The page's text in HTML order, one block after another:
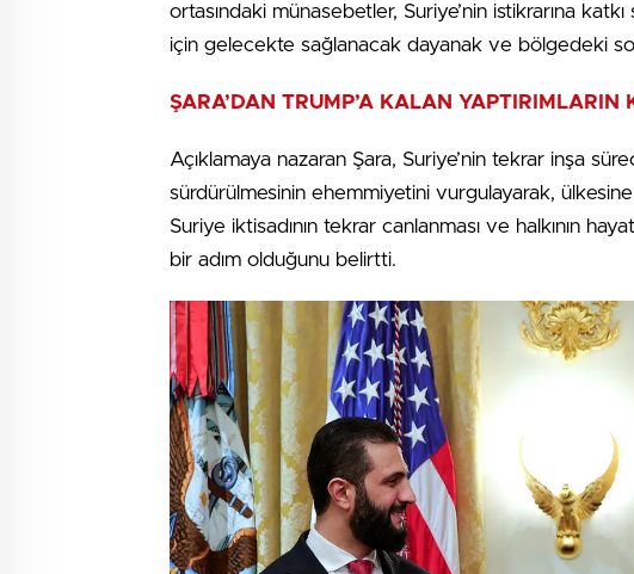
ortasındaki münasebetler, Suriye’nin istikrarına
için gelecekte sağlanacak dayanak ve bölgedeki
ŞARA’DAN TRUMP’A KALAN YAPTIRIMLARIN
Açıklamaya nazaran Şara, Suriye’nin tekrar inşa
sürdürülmesinin ehemmiyetini vurgulayarak, ülkesine
Suriye iktisadının tekrar canlanması ve halkının
bir adım olduğunu belirtti.